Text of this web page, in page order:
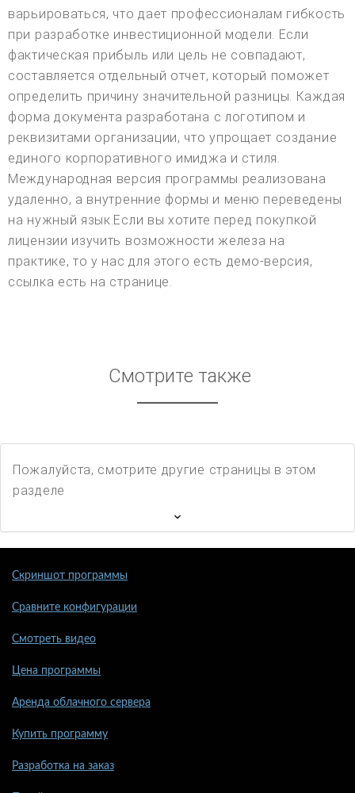
варьироваться, что дает профессионалам гибкость
при разработке инвестиционной модели. Если
фактическая прибыль или цель не совпадают,
составляется отдельный отчет, который поможет
определить причину значительной разницы. Каждая
форма документа разработана с логотипом и
реквизитами организации, что упрощает создание
единого корпоративного имиджа и стиля.
Международная версия программы реализована
удаленно, а внутренние формы и меню переведены
на нужный язык.Если вы хотите перед покупкой
лицензии изучить возможности железа на
практике, то у нас для этого есть демо-версия,
ссылка есть на странице.
Смотрите также
Пожалуйста, смотрите другие страницы в этом
разделе
Скриншот программы
Сравните конфигурации
Смотреть видео
Цена программы
Аренда облачного сервера
Купить программу
Разработка на заказ